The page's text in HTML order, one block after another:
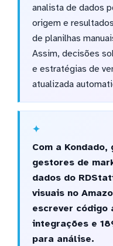
analista de dados
origem e
de planilhas
Assim, decisões
e estratégias de
atualizada
Com a
gestores de
dados do
visuais no
escrever código
integrações e
para análise.